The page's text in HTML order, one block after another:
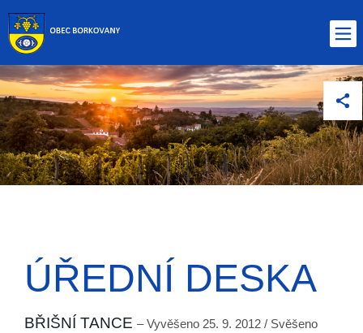
ÚŘEDNÍ DESKA
BŘIŠNÍ TANCE – Vyvěšeno 25. 9. 2012 / Svěšeno